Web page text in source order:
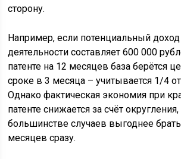
сторону.
Например, если потенциальный
деятельности составляет 600 000
патенте на 12 месяцев база берётся
сроке в 3 месяца – учитывается 1/4
Однако фактическая экономия при
патенте снижается за счёт
большинстве случаев выгоднее брать
месяцев сразу.